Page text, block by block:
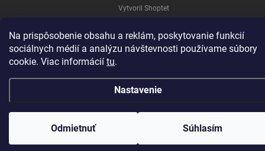
Na prispôsobenie obsahu a reklám, poskytovanie funkcií
sociálnych médií a analýzu návštevnosti používame súbory
cookie. Viac informácií tu.
Nastavenie
Odmietnuť Súhlasím
Vytvoril Shoptet